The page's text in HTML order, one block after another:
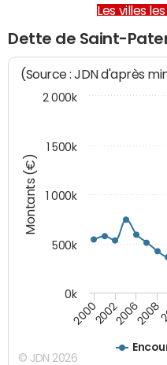
Les villes
Dette de Saint-
Montants (€)
(Source : JDN d'après
2000200220062008
0k
500k
1 000k
1 500k
2 000k
© JDN 2026